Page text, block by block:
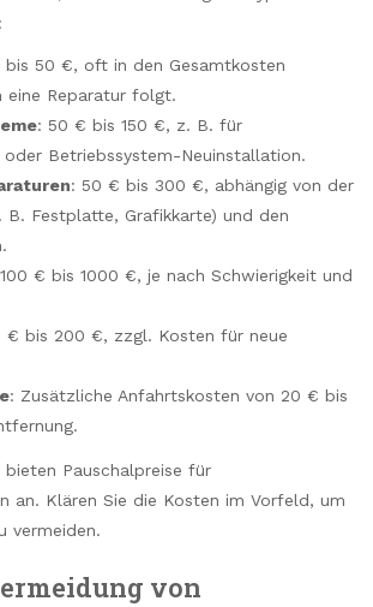
bis 50 €, oft in den Gesamtkosten
eine Reparatur folgt.
: 50 € bis 150 €, z. B. für
oder Betriebssystem-Neuinstallation.
: 50 € bis 300 €, abhängig von der
B. Festplatte, Grafikkarte) und den
€ bis 1000 €, je nach Schwierigkeit und
€ bis 200 €, zzgl. Kosten für neue
: Zusätzliche Anfahrtskosten von 20 € bis
bieten Pauschalpreise für
an. Klären Sie die Kosten im Vorfeld, um
vermeiden.
von